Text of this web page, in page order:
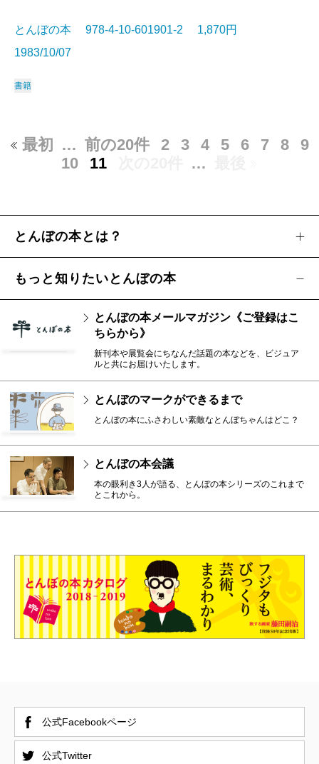
とんぼの本 978-4-10-601901-2 1,870円
1983/10/07
書籍
最初 … 前の20件 2 3 4 5 6 7 8
9
10
11 …
とんぼの本とは？
もっと知りたいとんぼの本
とんぼの本メールマガジン《ご登録はこ
ちらから》
新刊本や展覧会にちなんだ話題の本などを、ビジュア
ルと共にお届けいたします。
とんぼのマークができるまで
とんぼの本にふさわしい素敵なとんぼちゃんはどこ？
とんぼの本会議
本の眼利き3人が語る、とんぼの本シリーズのこれまで
とこれから。
公式Facebookページ
公式Twitter